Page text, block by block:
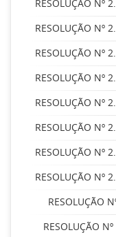
RESOLUÇÃO Nº
RESOLUÇÃO Nº
RESOLUÇÃO Nº
RESOLUÇÃO Nº
RESOLUÇÃO Nº
RESOLUÇÃO Nº
RESOLUÇÃO Nº
RESOLUÇÃO Nº
RESOLUÇÃO
RESOLUÇÃO